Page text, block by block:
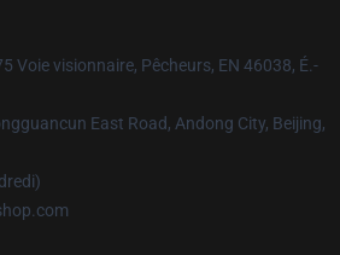
Voie visionnaire, Pêcheurs, EN 46038, É.-
East Road, Andong City, Beijing,